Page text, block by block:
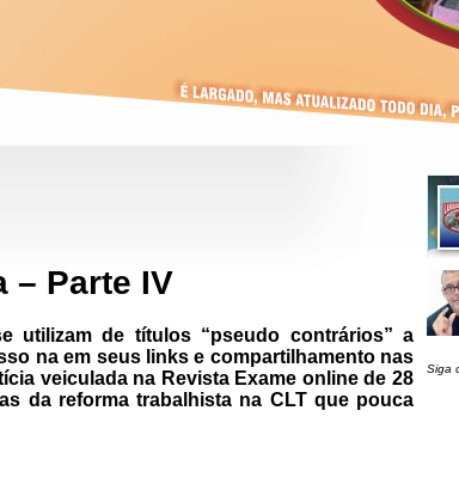
– Parte IV
utilizam de títulos “pseudo contrários” a
na em seus links e compartilhamento nas
veiculada na Revista Exame online de 28
da reforma trabalhista na CLT que pouca
Siga